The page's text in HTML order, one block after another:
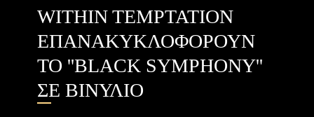
WITHIN TEMPTATION
ΕΠΑΝΑΚΥΚΛΟΦΟΡΟΥΝ
ΤΟ ''BLACK SYMPHONY''
ΣΕ ΒΙΝΥΛΙΟ